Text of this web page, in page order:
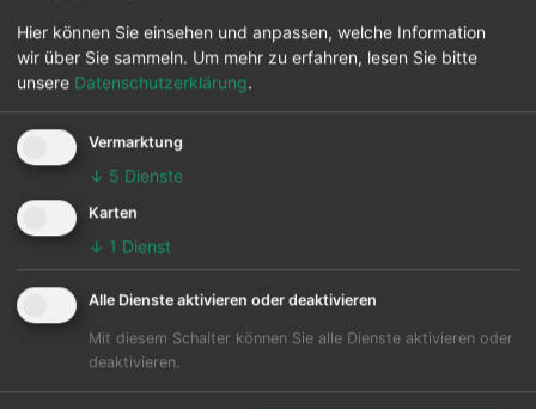
Vom Flughafen Ivalo können 1 andere Flughäfen in
diversen Ländern werden auch angeflogen. Hauptziel
ist der Helsinki in Helsinki.
Die Karte zeigt die 25 häufigsten Flugziele ab Ivalo:
Hier können Sie einsehen und anpassen, welche Information
wir über Sie sammeln. Um mehr zu erfahren, lesen Sie bitte
unsere Datenschutzerklärung.
Vermarktung
↓ 5 Dienste
Karten
↓ 1 Dienst
Alle Dienste aktivieren oder deaktivieren
Mit diesem Schalter können Sie alle Dienste aktivieren oder
deaktivieren.